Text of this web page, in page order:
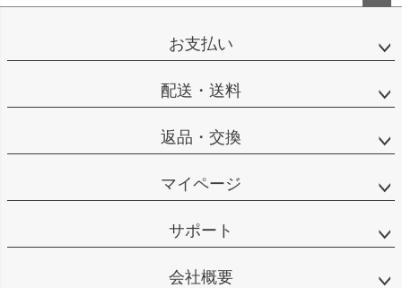
ップ
お支払い
配送・送料
返品・交換
マイページ
サポート
会社概要